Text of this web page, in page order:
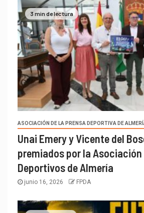
3 min de lectura
ASOCIACIÓN DE LA PRENSA DEPORTIVA DE
Unai Emery y Vicente del
premiados por la
Deportivos de Almería
junio 16, 2026 FPDA